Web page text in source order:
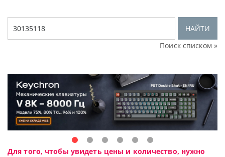
НАЙТИ
Поиск списком »
Для того, чтобы увидеть цены и количество, нужно